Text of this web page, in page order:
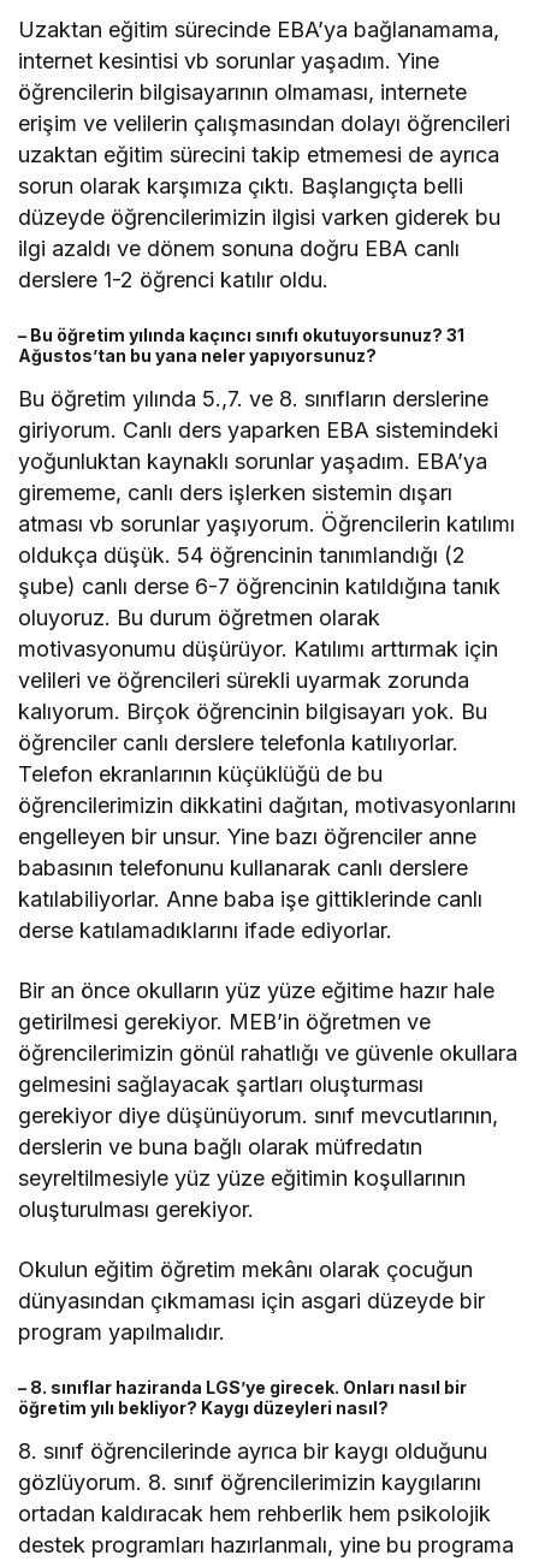
Uzaktan eğitim sürecinde EBA’ya bağlanamama,
internet kesintisi vb sorunlar yaşadım. Yine
öğrencilerin bilgisayarının olmaması, internete
erişim ve velilerin çalışmasından dolayı öğrencileri
uzaktan eğitim sürecini takip etmemesi de ayrıca
sorun olarak karşımıza çıktı. Başlangıçta belli
düzeyde öğrencilerimizin ilgisi varken giderek bu
ilgi azaldı ve dönem sonuna doğru EBA canlı
derslere 1-2 öğrenci katılır oldu.
– Bu öğretim yılında kaçıncı sınıfı okutuyorsunuz? 31
Ağustos’tan bu yana neler yapıyorsunuz?
Bu öğretim yılında 5.,7. ve 8. sınıfların derslerine
giriyorum. Canlı ders yaparken EBA sistemindeki
yoğunluktan kaynaklı sorunlar yaşadım. EBA’ya
girememe, canlı ders işlerken sistemin dışarı
atması vb sorunlar yaşıyorum. Öğrencilerin katılımı
oldukça düşük. 54 öğrencinin tanımlandığı (2
şube) canlı derse 6-7 öğrencinin katıldığına tanık
oluyoruz. Bu durum öğretmen olarak
motivasyonumu düşürüyor. Katılımı arttırmak için
velileri ve öğrencileri sürekli uyarmak zorunda
kalıyorum. Birçok öğrencinin bilgisayarı yok. Bu
öğrenciler canlı derslere telefonla katılıyorlar.
Telefon ekranlarının küçüklüğü de bu
öğrencilerimizin dikkatini dağıtan, motivasyonlarını
engelleyen bir unsur. Yine bazı öğrenciler anne
babasının telefonunu kullanarak canlı derslere
katılabiliyorlar. Anne baba işe gittiklerinde canlı
derse katılamadıklarını ifade ediyorlar.
Bir an önce okulların yüz yüze eğitime hazır hale
getirilmesi gerekiyor. MEB’in öğretmen ve
öğrencilerimizin gönül rahatlığı ve güvenle okullara
gelmesini sağlayacak şartları oluşturması
gerekiyor diye düşünüyorum. sınıf mevcutlarının,
derslerin ve buna bağlı olarak müfredatın
seyreltilmesiyle yüz yüze eğitimin koşullarının
oluşturulması gerekiyor.
Okulun eğitim öğretim mekânı olarak çocuğun
dünyasından çıkmaması için asgari düzeyde bir
program yapılmalıdır.
– 8. sınıflar haziranda LGS’ye girecek. Onları nasıl bir
öğretim yılı bekliyor? Kaygı düzeyleri nasıl?
8. sınıf öğrencilerinde ayrıca bir kaygı olduğunu
gözlüyorum. 8. sınıf öğrencilerimizin kaygılarını
ortadan kaldıracak hem rehberlik hem psikolojik
destek programları hazırlanmalı, yine bu programa